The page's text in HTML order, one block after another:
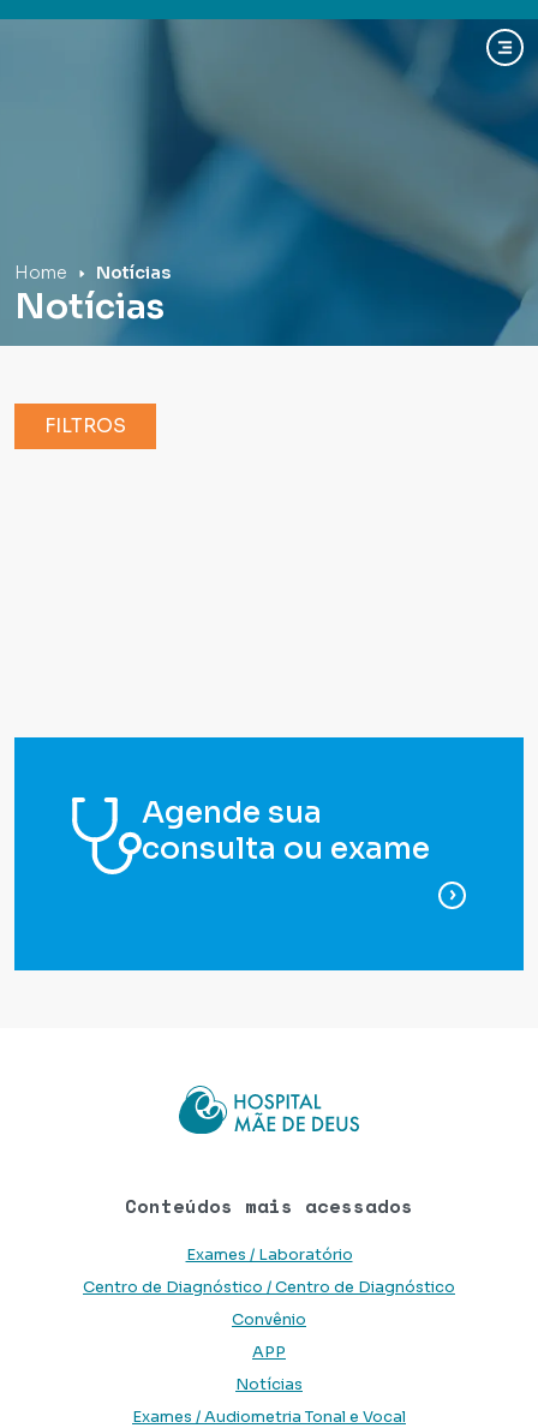
Home Notícias
Notícias
FILTROS
Agende sua
consulta ou exame
para
Conteúdos mais acessados
Exames / Laboratório
Centro de Diagnóstico / Centro de Diagnóstico
Convênio
APP
Notícias
Exames / Audiometria Tonal e Vocal